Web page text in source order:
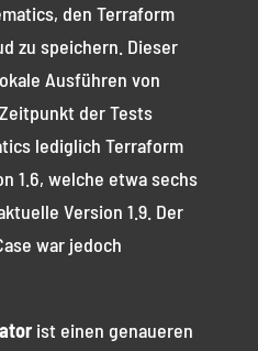
den Terraform
zu speichern. Dieser
Ausführen von
der Tests
lediglich Terraform
1.6, welche etwa sechs
Version 1.9. Der
war jedoch
ist einen genaueren